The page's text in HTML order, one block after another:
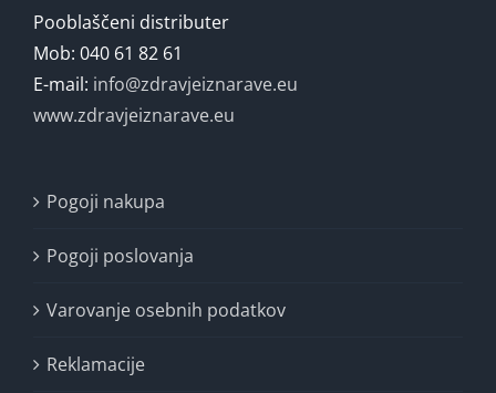
Pooblaščeni distributer
Mob: 040 61 82 61
E-mail: info@zdravjeiznarave.eu
www.zdravjeiznarave.eu
Pogoji nakupa
Pogoji poslovanja
Varovanje osebnih podatkov
Reklamacije